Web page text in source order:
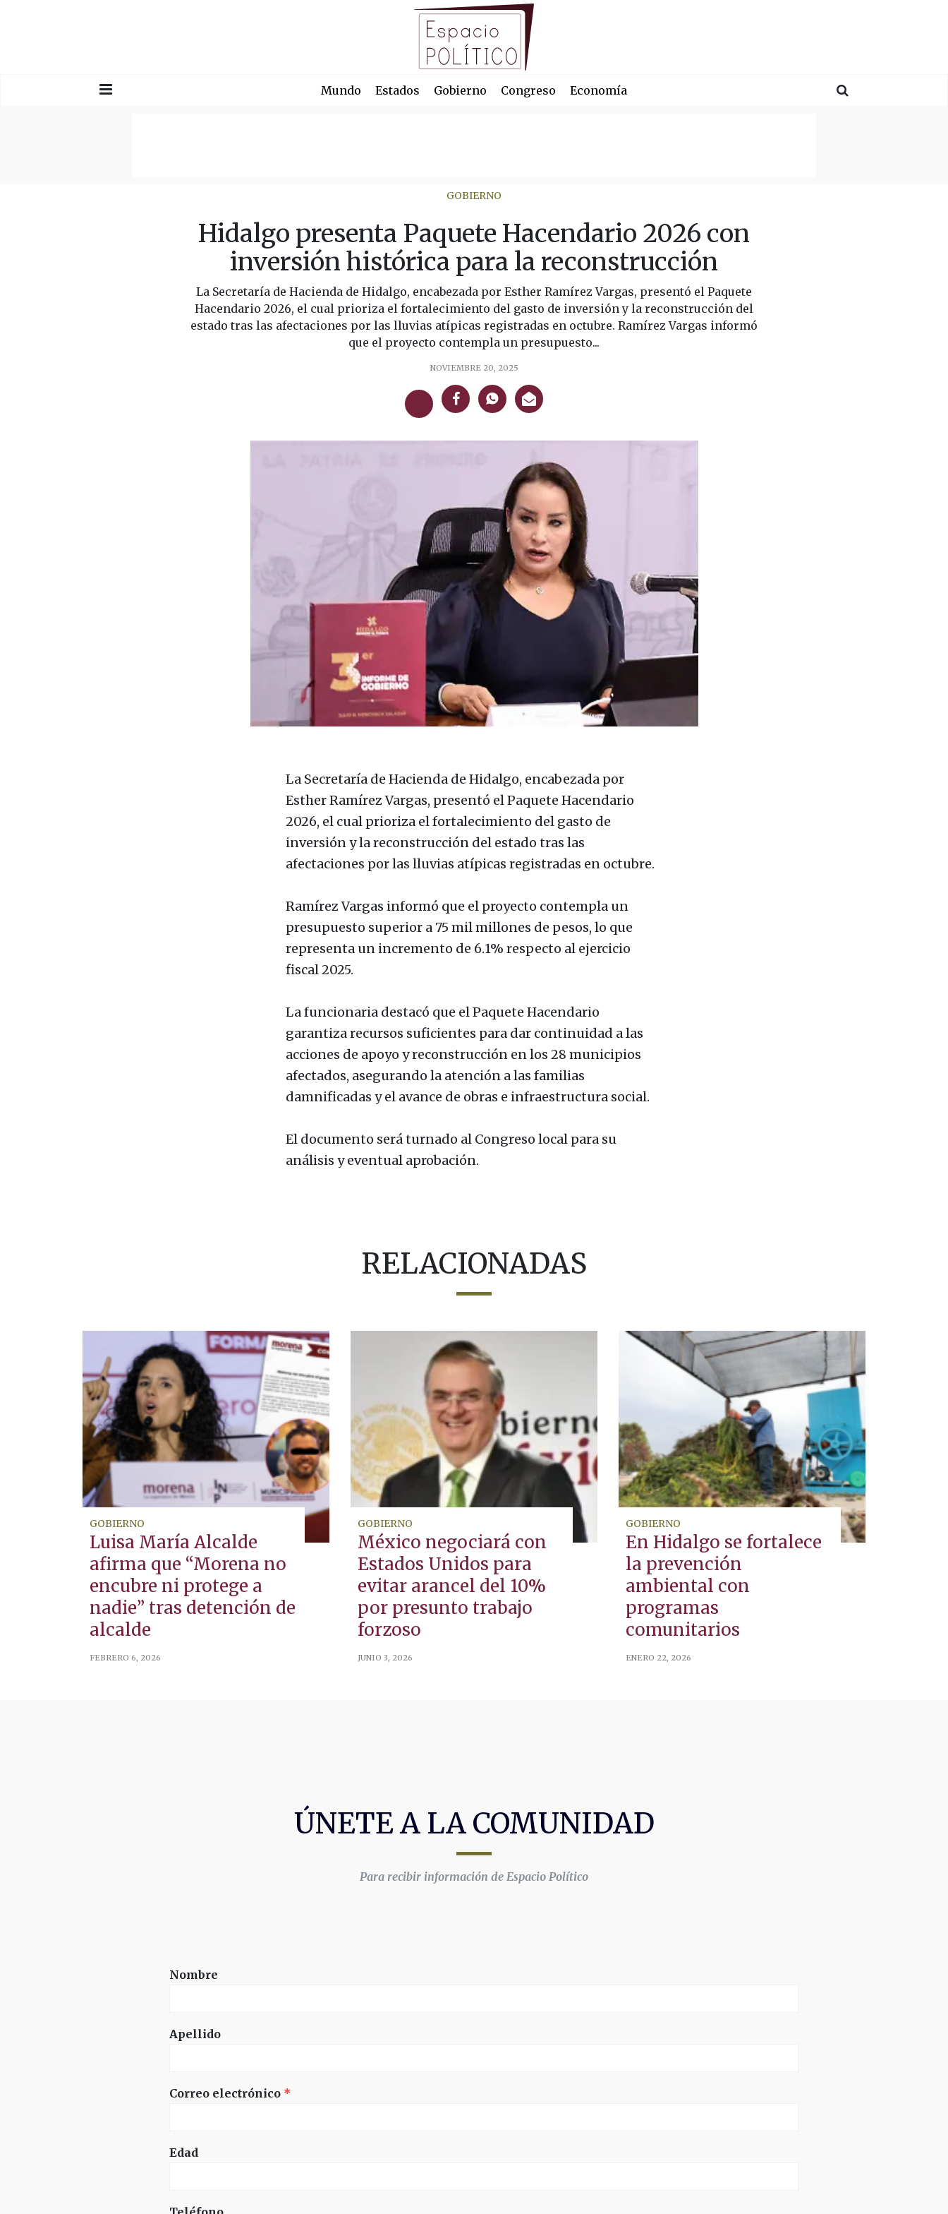
Mundo Estados Gobierno Congreso Economía
GOBIERNO
Hidalgo presenta Paquete Hacendario 2026 con
inversión histórica para la reconstrucción
La Secretaría de Hacienda de Hidalgo, encabezada por Esther Ramírez Vargas, presentó el Paquete
Hacendario 2026, el cual prioriza el fortalecimiento del gasto de inversión y la reconstrucción del
estado tras las afectaciones por las lluvias atípicas registradas en octubre. Ramírez Vargas informó
que el proyecto contempla un presupuesto...
NOVIEMBRE 20, 2025
La Secretaría de Hacienda de Hidalgo, encabezada por
Esther Ramírez Vargas, presentó el Paquete Hacendario
2026, el cual prioriza el fortalecimiento del gasto de
inversión y la reconstrucción del estado tras las
afectaciones por las lluvias atípicas registradas en octubre.
Ramírez Vargas informó que el proyecto contempla un
presupuesto superior a 75 mil millones de pesos, lo que
representa un incremento de 6.1% respecto al ejercicio
fiscal 2025.
La funcionaria destacó que el Paquete Hacendario
garantiza recursos suficientes para dar continuidad a las
acciones de apoyo y reconstrucción en los 28 municipios
afectados, asegurando la atención a las familias
damnificadas y el avance de obras e infraestructura social.
El documento será turnado al Congreso local para su
análisis y eventual aprobación.
RELACIONADAS
GOBIERNO
Luisa María Alcalde
afirma que “Morena no
encubre ni protege a
nadie” tras detención de
alcalde
FEBRERO 6, 2026
GOBIERNO
México negociará con
Estados Unidos para
evitar arancel del 10%
por presunto trabajo
forzoso
JUNIO 3, 2026
GOBIERNO
En Hidalgo se fortalece
la prevención
ambiental con
programas
comunitarios
ENERO 22, 2026
ÚNETE A LA COMUNIDAD
Para recibir información de Espacio Político
Nombre
Apellido
Correo electrónico *
Edad